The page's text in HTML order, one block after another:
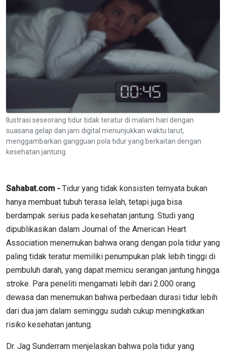
Ilustrasi seseorang tidur tidak teratur di malam hari dengan
suasana gelap dan jam digital menunjukkan waktu larut,
menggambarkan gangguan pola tidur yang berkaitan dengan
kesehatan jantung.
Sahabat.com - Tidur yang tidak konsisten ternyata bukan
hanya membuat tubuh terasa lelah, tetapi juga bisa
berdampak serius pada kesehatan jantung. Studi yang
dipublikasikan dalam Journal of the American Heart
Association menemukan bahwa orang dengan pola tidur yang
paling tidak teratur memiliki penumpukan plak lebih tinggi di
pembuluh darah, yang dapat memicu serangan jantung hingga
stroke. Para peneliti mengamati lebih dari 2.000 orang
dewasa dan menemukan bahwa perbedaan durasi tidur lebih
dari dua jam dalam seminggu sudah cukup meningkatkan
risiko kesehatan jantung.
Dr. Jag Sunderram menjelaskan bahwa pola tidur yang